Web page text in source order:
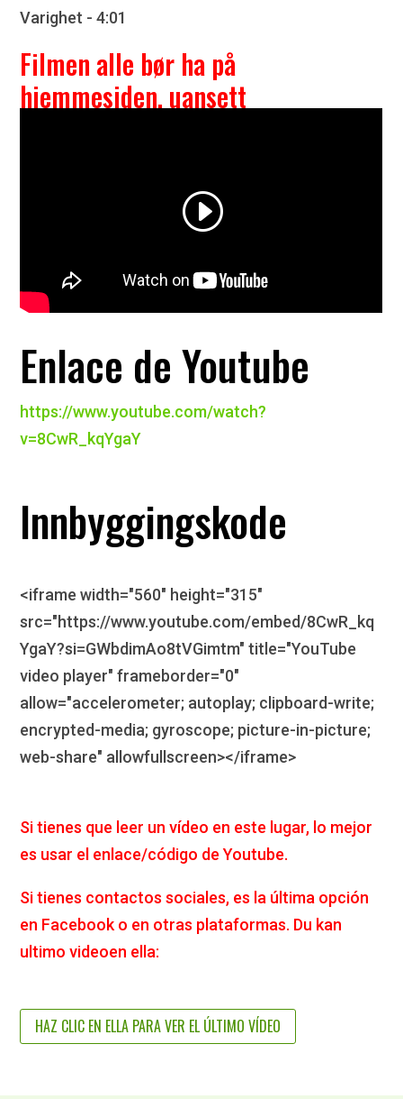
Varighet - 4:01
Filmen alle bør ha på
hjemmesiden, uansett
Enlace de Youtube
https://www.youtube.com/watch?
v=8CwR_kqYgaY
Innbyggingskode
<iframe width="560" height="315"
src="https://www.youtube.com/embed/8CwR_kq
YgaY?si=GWbdimAo8tVGimtm" title="YouTube
video player" frameborder="0"
allow="accelerometer; autoplay; clipboard-write;
encrypted-media; gyroscope; picture-in-picture;
web-share" allowfullscreen></iframe>
Si tienes que leer un vídeo en este lugar, lo mejor
es usar el enlace/código de Youtube.
Si tienes contactos sociales, es la última opción
en Facebook o en otras plataformas. Du kan
ultimo videoen ella:
HAZ CLIC EN ELLA PARA VER EL ÚLTIMO VÍDEO